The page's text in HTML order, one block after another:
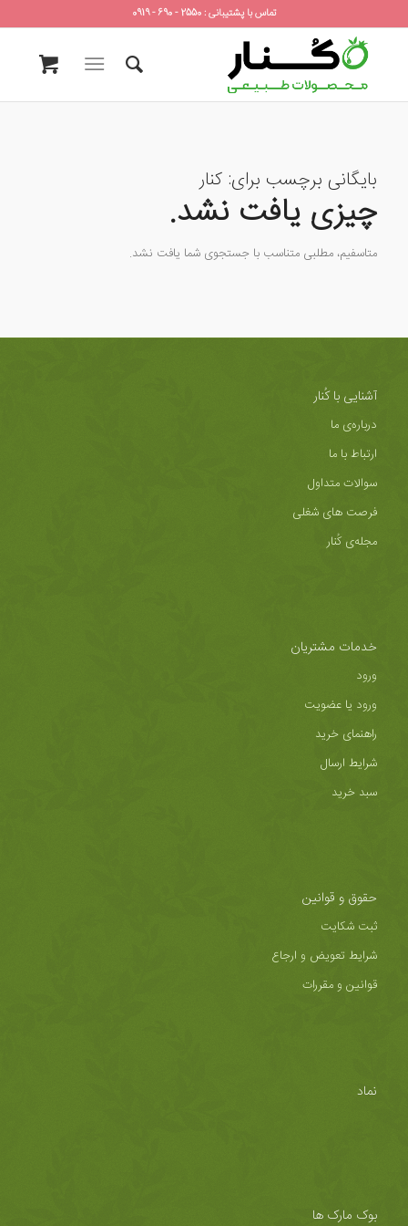
تماس با پشتیبانی : 2550 - 690 - 0919
بایگانی برچسب برای: کنار
چیزی یافت نشد.
متاسفیم، مطلبی متناسب با جستجوی شما یافت نشد.
آشنایی با کُنار
درباره‌ی ما
ارتباط با ما
سوالات متداول
فرصت های شغلی
مجله‌ی کُنار
خدمات مشتریان
ورود
ورود یا عضویت
راهنمای خرید
شرایط ارسال
سبد خرید
حقوق و قوانین
ثبت شکایت
شرایط تعویض و ارجاع
قوانین و مقررات
نماد
بوک مارک ها